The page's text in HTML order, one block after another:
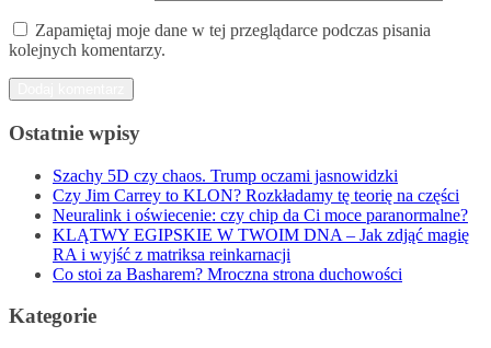
Zapamiętaj moje dane w tej przeglądarce podczas pisania
kolejnych komentarzy.
Ostatnie wpisy
Szachy 5D czy chaos. Trump oczami jasnowidzki
Czy Jim Carrey to KLON? Rozkładamy tę teorię na części
Neuralink i oświecenie: czy chip da Ci moce paranormalne?
KLĄTWY EGIPSKIE W TWOIM DNA – Jak zdjąć magię
RA i wyjść z matriksa reinkarnacji
Co stoi za Basharem? Mroczna strona duchowości
Kategorie